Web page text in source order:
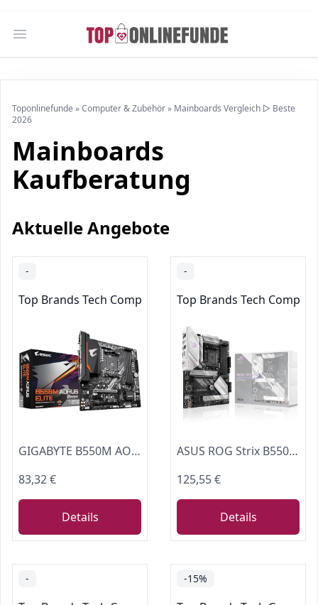
Open main menu
Toponlinefunde »Computer & Zubehör» Mainboards Vergleich ▷ Beste
2026
Mainboards
Kaufberatung
Aktuelle Angebote
-
Top Brands Tech Computer Components
GIGABYTE B550M AORUS Elite Mainboard – AMD Ryzen 5000 CPUs, Micro-ATX Mainboard, 5+3 Phasen VRM, bis zu 4733 MHz DDR4, PCIe 4.0 + PCIe 3.0 M.2, 1GbE LAN, USB 3.2 Gen 1
83,32 €
Details
-
Top Brands Tech
ASUS ROG Strix B550-A Gaming Mainboard Sockel AMD Ryzen AM4
125,55 €
Details
- -15%